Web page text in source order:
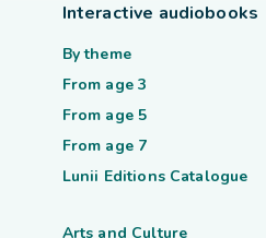
Interactive audiobooks
By theme
From age 3
From age 5
From age 7
Lunii Editions Catalogue
Arts and Culture